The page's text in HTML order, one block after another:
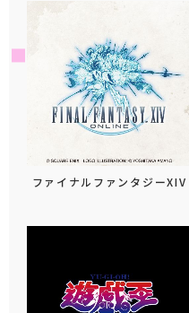
ファイナルファンタジーXIV